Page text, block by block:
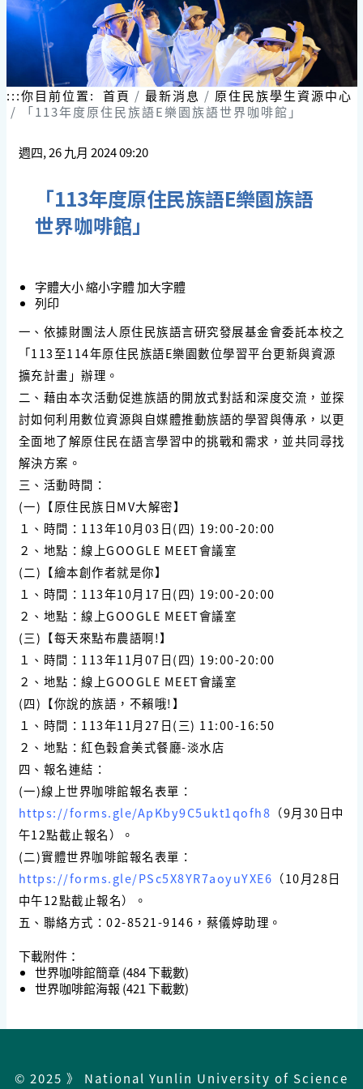
:::你目前位置: 首頁 最新消息
原住民族學生資源中心
「113年度原住民族語E樂園族語世界咖啡館」
週四, 26 九月 2024 09:20
「113年度原住民族語E樂園族語
世界咖啡館」
字體大小縮小字體加大字體
列印
一、依據財團法人原住民族語言研究發展基金會委託本校之
「113至114年原住民族語E樂園數位學習平台更新與資源
擴充計畫」辦理。
二、藉由本次活動促進族語的開放式對話和深度交流，並探
討如何利用數位資源與自媒體推動族語的學習與傳承，以更
全面地了解原住民在語言學習中的挑戰和需求，並共同尋找
解決方案。
三、活動時間：
(一)【原住民族日MV大解密】
１、時間：113年10月03日(四) 19:00-20:00
２、地點：線上GOOGLE MEET會議室
(二)【繪本創作者就是你】
１、時間：113年10月17日(四) 19:00-20:00
２、地點：線上GOOGLE MEET會議室
(三)【每天來點布農語啊!】
１、時間：113年11月07日(四) 19:00-20:00
２、地點：線上GOOGLE MEET會議室
(四)【你說的族語，不賴哦!】
１、時間：113年11月27日(三) 11:00-16:50
２、地點：紅色穀倉美式餐廳-淡水店
四、報名連結：
(一)線上世界咖啡館報名表單：
https://forms.gle/ApKby9C5ukt1qofh8 （9月30日中
午12點截止報名）。
(二)實體世界咖啡館報名表單：
https://forms.gle/PSc5X8YR7aoyuYXE6 （10月28日
中午12點截止報名）。
五、聯絡方式：02-8521-9146，蔡儀婷助理。
下載附件：
世界咖啡館簡章 (484 下載數)
世界咖啡館海報 (421 下載數)
© 2025 》 National Yunlin University of Science